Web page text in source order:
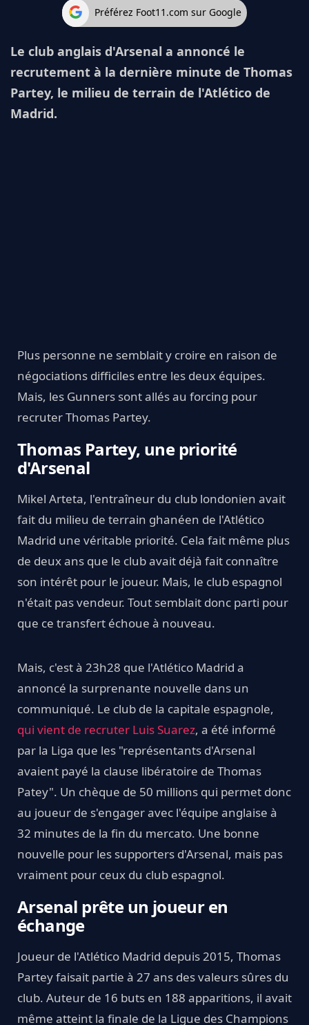
Préférez Foot11.com sur Google
Le club anglais d'Arsenal a annoncé le
recrutement à la dernière minute de Thomas
Partey, le milieu de terrain de l'Atlético de
Madrid.
Plus personne ne semblait y croire en raison de
négociations difficiles entre les deux équipes.
Mais, les Gunners sont allés au forcing pour
recruter Thomas Partey.
Thomas Partey, une priorité
d'Arsenal
Mikel Arteta, l'entraîneur du club londonien avait
fait du milieu de terrain ghanéen de l'Atlético
Madrid une véritable priorité. Cela fait même plus
de deux ans que le club avait déjà fait connaître
son intérêt pour le joueur. Mais, le club espagnol
n'était pas vendeur. Tout semblait donc parti pour
que ce transfert échoue à nouveau.
Mais, c'est à 23h28 que l'Atlético Madrid a
annoncé la surprenante nouvelle dans un
communiqué. Le club de la capitale espagnole,
qui vient de recruter Luis Suarez, a été informé
par la Liga que les "représentants d'Arsenal
avaient payé la clause libératoire de Thomas
Patey". Un chèque de 50 millions qui permet donc
au joueur de s'engager avec l'équipe anglaise à
32 minutes de la fin du mercato. Une bonne
nouvelle pour les supporters d'Arsenal, mais pas
vraiment pour ceux du club espagnol.
Arsenal prête un joueur en
échange
Joueur de l'Atlético Madrid depuis 2015, Thomas
Partey faisait partie à 27 ans des valeurs sûres du
club. Auteur de 16 buts en 188 apparitions, il avait
même atteint la finale de la Ligue des Champions